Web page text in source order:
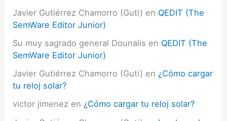
Javier Gutiérrez Chamorro (Guti) en QEDIT (The
SemWare Editor Junior)
Su muy sagrado general Dounalis en QEDIT (The
SemWare Editor Junior)
Javier Gutiérrez Chamorro (Guti) en ¿Cómo cargar
tu reloj solar?
victor jimenez en ¿Cómo cargar tu reloj solar?